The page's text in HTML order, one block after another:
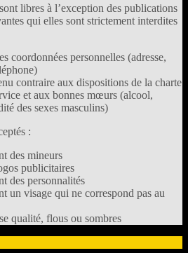
libres à l’exception des publications
qui elles sont strictement interdites
coordonnées personnelles (adresse,
contraire aux dispositions de la charte
et aux bonnes mœurs (alcool,
des sexes masculins)
:
des mineurs
publicitaires
des personnalités
un visage qui ne correspond pas au
qualité, flous ou sombres